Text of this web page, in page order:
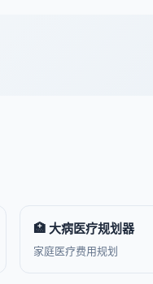
🏥 大病医疗规划器
家庭医疗费用规划